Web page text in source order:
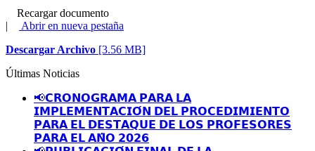
Recargar documento
|
Abrir en nueva pestaña
Descargar Archivo [3.56 MB]
Últimas Noticias
📢𝗖𝗥𝗢𝗡𝗢𝗚𝗥𝗔𝗠𝗔 𝗣𝗔𝗥𝗔 𝗟𝗔
𝗜𝗠𝗣𝗟𝗘𝗠𝗘𝗡𝗧𝗔𝗖𝗜𝗢́𝗡 𝗗𝗘𝗟 𝗣𝗥𝗢𝗖𝗘𝗗𝗜𝗠𝗜𝗘𝗡𝗧𝗢
𝗣𝗔𝗥𝗔 𝗘𝗟 𝗗𝗘𝗦𝗧𝗔𝗤𝗨𝗘 𝗗𝗘 𝗟𝗢𝗦 𝗣𝗥𝗢𝗙𝗘𝗦𝗢𝗥𝗘𝗦
𝗣𝗔𝗥𝗔 𝗘𝗟 𝗔𝗡̃𝗢 𝟮𝟬𝟮𝟲